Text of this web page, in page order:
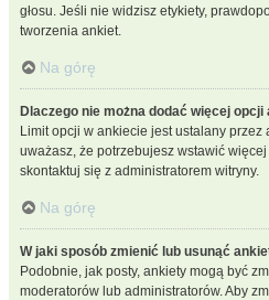
głosu. Jeśli nie widzisz etykiety,
tworzenia ankiet.
Na górę
Dlaczego nie można dodać więcej opcji
Limit opcji w ankiecie jest ustalany przez
uważasz, że potrzebujesz wstawić
skontaktuj się z administratorem witryny.
Na górę
W jaki sposób zmienić lub usunąć
Podobnie, jak posty, ankiety mogą być
moderatorów lub administratorów. Aby